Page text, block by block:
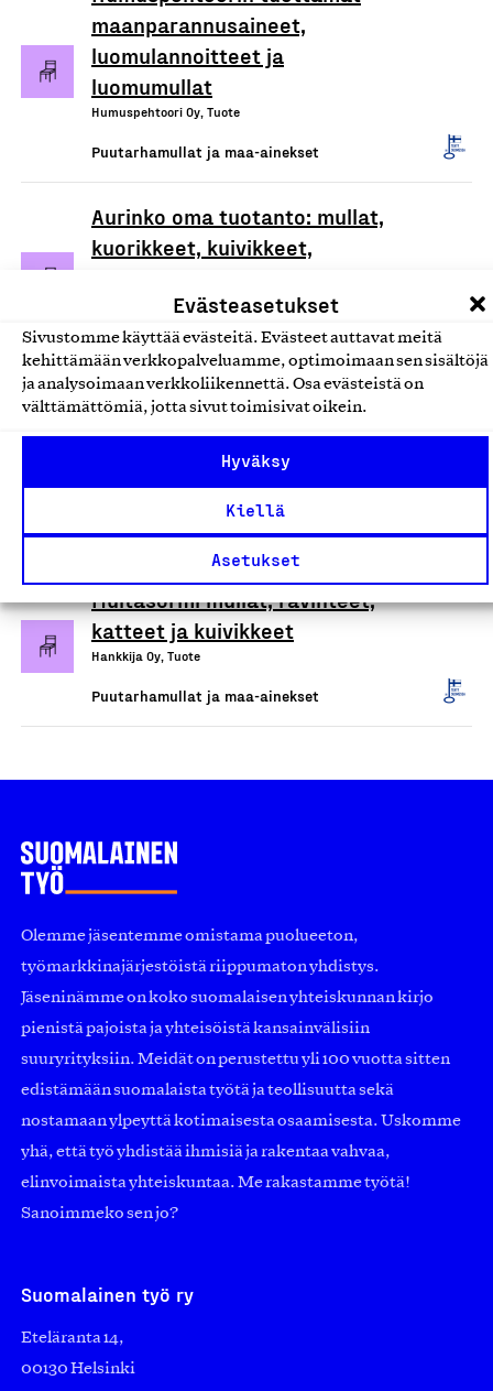
Evästeasetukset
Sivustomme käyttää evästeitä. Evästeet auttavat meitä
kehittämään verkkopalveluamme, optimoimaan sen sisältöjä
ja analysoimaan verkkoliikennettä. Osa evästeistä on
välttämättömiä, jotta sivut toimisivat oikein.
Hyväksy
Kiellä
Asetukset
maanparannusaineet,
luomulannoitteet ja
luomumullat
Humuspehtoori Oy, Tuote
Puutarhamullat ja maa-ainekset
Aurinko oma tuotanto: mullat,
kuorikkeet, kuivikkeet,
Loimaan Turve ja Humus Oy, Tuote
Puutarhamullat ja maa-ainekset
Private Label: mullat,
kuorikkeet, kuivikkeet,
lannoitteet, hiekat ja murskeet
Puutarhamullat ja maa-ainekset
Multasormi mullat, ravinteet,
katteet ja kuivikkeet
Hankkija Oy, Tuote
Puutarhamullat ja maa-ainekset
Olemme jäsentemme omistama puolueeton,
työmarkkinajärjestöistä riippumaton yhdistys.
Jäseninämme on koko suomalaisen yhteiskunnan kirjo
pienistä pajoista ja yhteisöistä kansainvälisiin
suuryrityksiin. Meidät on perustettu yli 100 vuotta sitten
edistämään suomalaista työtä ja teollisuutta sekä
nostamaan ylpeyttä kotimaisesta osaamisesta. Uskomme
yhä, että työ yhdistää ihmisiä ja rakentaa vahvaa,
elinvoimaista yhteiskuntaa. Me rakastamme työtä!
Sanoimmeko sen jo?
Suomalainen työ ry
Eteläranta 14,
00130 Helsinki